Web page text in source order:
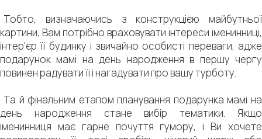
Тобто, визначаючись з конструкцією майбутньої
картини, Вам потрібно враховувати інтереси іменинниці,
інтер'єр її будинку і звичайно особисті переваги, адже
подарунок мамі на день народження в першу чергу
повинен радувати її і нагадувати про вашу турботу.
Та й фінальним етапом планування подарунка мамі на
день народження стане вибір тематики. Якщо
іменинниця має гарне почуття гумору, і Ви хочете